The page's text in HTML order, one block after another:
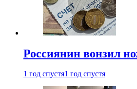
Россиянин вонзил
1 год спустя1 год спустя